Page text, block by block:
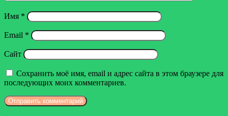
Имя *
Email *
Сайт
Сохранить моё имя, email и адрес сайта в этом браузере для
последующих моих комментариев.